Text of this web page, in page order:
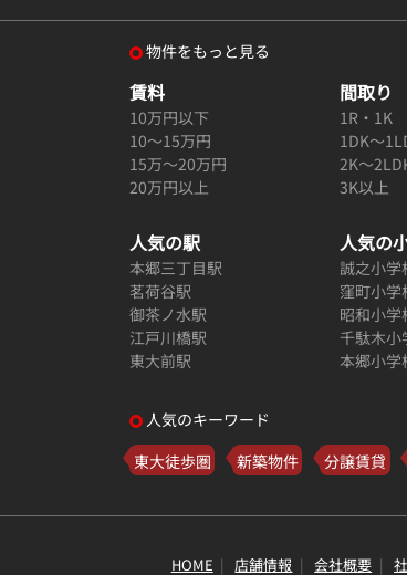
物件をもっと見る
賃料
10万円以下
10～15万円
15万～20万円
20万円以上
間取り
1R・1K
1DK～
2K～
3K以上
人気の駅
本郷三丁目駅
茗荷谷駅
御茶ノ水駅
江戸川橋駅
東大前駅
人気の
誠之小学
窪町小学
昭和小学
千駄木小
本郷小学
人気のキーワード
東大徒歩圏
新築物件 分譲賃貸
HOME 店舗情報 会社概要